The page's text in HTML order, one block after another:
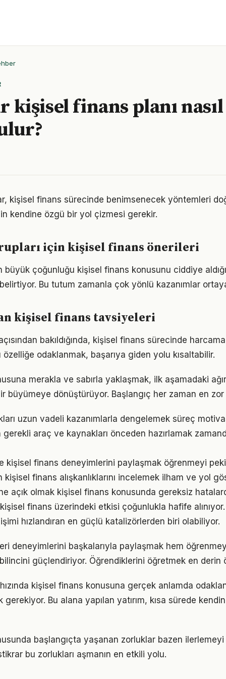
kişisel finans planı nasıl
kişisel finans sürecinde benimsenecek yöntemleri
kendine özgü bir yol çizmesi gerekir.
için kişisel finans önerileri
büyük çoğunluğu kişisel finans konusunu ciddiye
belirtiyor. Bu tutum zamanla çok yönlü kazanımlar
kişisel finans tavsiyeleri
bakıldığında, kişisel finans sürecinde
özelliğe odaklanmak, başarıya giden yolu kısaltabilir.
merakla ve sabırla yaklaşmak, ilk aşamadaki
büyümeye dönüştürüyor. Başlangıç her zaman en zor
uzun vadeli kazanımlarla dengelemek süreç
araç ve kaynakları önceden hazırlamak
kişisel finans deneyimlerini paylaşmak öğrenmeyi
kişisel finans alışkanlıklarını incelemek ilham ve yol
açık olmak kişisel finans konusunda gereksiz
finans üzerindeki etkisi çoğunlukla hafife
hızlandıran en güçlü katalizörlerden biri olabiliyor.
deneyimlerini başkalarıyla paylaşmak hem
güçlendiriyor. Öğrendiklerini öğretmek en derin
kişisel finans konusuna gerçek anlamda
Bu alana yapılan yatırım, kısa sürede
başlangıçta yaşanan zorluklar bazen
bu zorlukları aşmanın en etkili yolu.